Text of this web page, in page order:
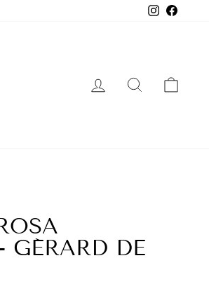
INGRESAR
BUSCAR
GÉRARD DE